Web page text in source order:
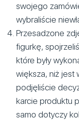
swojego
wybraliście
Przesadzone
figurkę,
które były
większa, niż jest
podjęliście
karcie produktu
samo dotyczy